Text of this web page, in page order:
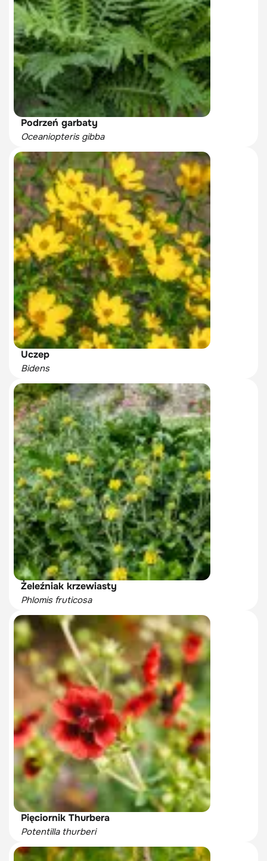
Podrzeń garbaty
Oceaniopteris gibba
Uczep
Bidens
Żeleźniak krzewiasty
Phlomis fruticosa
Pięciornik Thurbera
Potentilla thurberi